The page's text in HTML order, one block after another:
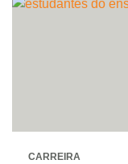
CARREIRA